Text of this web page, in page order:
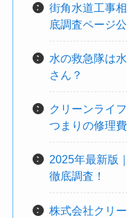
街角水道工事
底調査ページ
水の救急隊は
さん？
クリーンライ
つまりの修理
2025年最新版
徹底調査！
株式会社クリ